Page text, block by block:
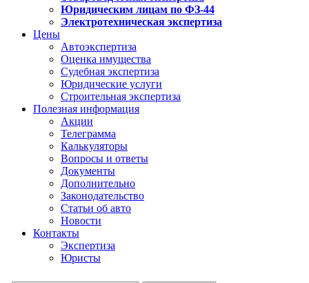
Юридическим лицам по ФЗ-44
Электротехническая экспертиза
Цены
Автоэкспертиза
Оценка имущества
Судебная экспертиза
Юридические услуги
Строительная экспертиза
Полезная информация
Акции
Телеграмма
Калькуляторы
Вопросы и ответы
Документы
Дополнительно
Законодательство
Статьи об авто
Новости
Контакты
Экспертиза
Юристы